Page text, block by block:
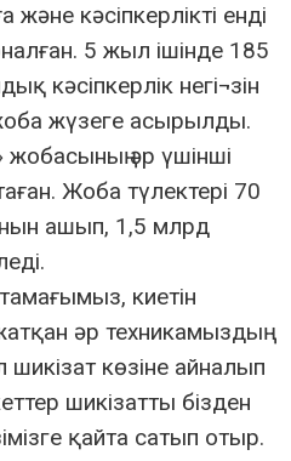
кәсіпкерлікті енді
5 жыл ішінде 185
кәсіпкерлік негі¬зін
жүзеге асырылды.
жобасының әр үшінші
Жоба түлектері 70
ашып, 1,5 млрд
тамағымыз, киетін
әр техникамыздың
шикізат көзіне айналып
шикізатты бізден
қайта сатып отыр.